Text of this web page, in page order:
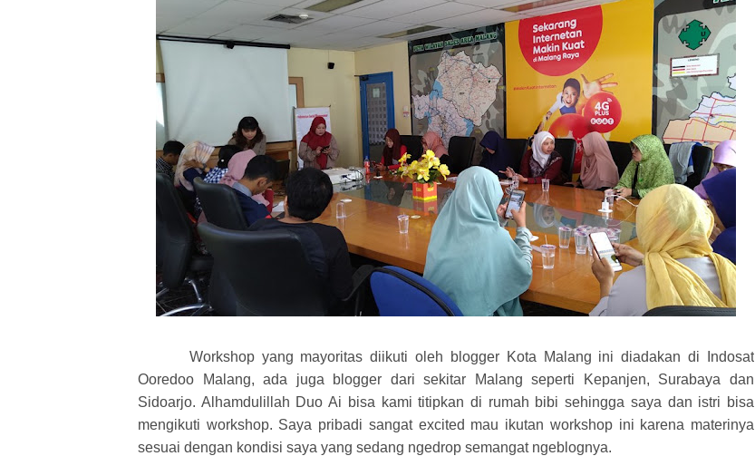
Workshop yang mayoritas diikuti oleh blogger Kota Malang ini diadakan di Indosat
Ooredoo Malang, ada juga blogger dari sekitar Malang seperti Kepanjen, Surabaya dan
Sidoarjo. Alhamdulillah Duo Ai bisa kami titipkan di rumah bibi sehingga saya dan istri bisa
mengikuti workshop. Saya pribadi sangat excited mau ikutan workshop ini karena materinya
sesuai dengan kondisi saya yang sedang ngedrop semangat ngeblognya.